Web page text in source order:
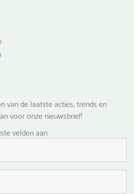
van de laatste acties, trends en
voor onze nieuwsbrief!
velden aan